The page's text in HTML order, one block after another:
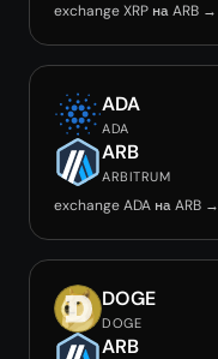
exchange XRP на ARB →
ADA
ADA
ARB
ARBITRUM
exchange ADA на ARB →
DOGE
DOGE
ARB